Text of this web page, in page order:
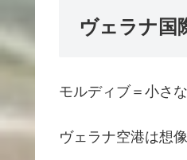
ヴェラナ国
モルディブ＝小さ
ヴェラナ空港は想